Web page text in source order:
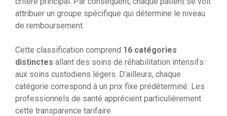
attribuer un groupe spécifique qui détermine le niveau
de remboursement.
Cette classification comprend 16 catégories
distinctes allant des soins de réhabilitation intensifs
aux soins custodiens légers. D’ailleurs, chaque
catégorie correspond à un prix fixe prédéterminé. Les
professionnels de santé apprécient particulièrement
cette transparence tarifaire.